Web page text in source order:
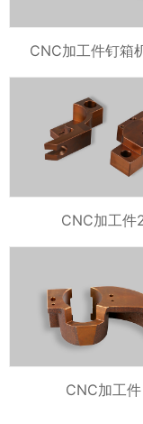
CNC加工件钉箱
CNC加工件
CNC加工件